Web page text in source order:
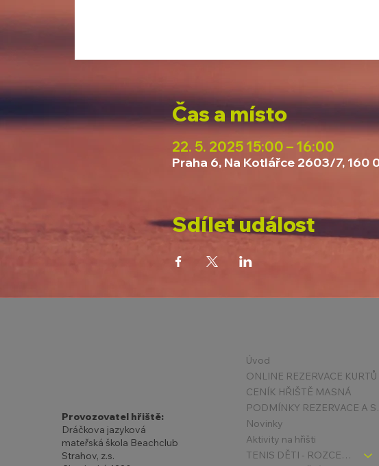
Čas a místo
22. 5. 2025 15:00 – 16:00
Praha 6, Na Kotlářce 2603/7, 160
Sdílet událost
Provozovatel hřiště:
Dráčkova jazyková
mateřská škola Beachclub
Strahov, z.s.
Úvod
ONLINE REZERVACE KURTŮ
CENÍK HŘIŠTĚ MASNÁ
Novinky
Aktivity na hřišti
TENIS DĚTI - ROZCESTNÍK